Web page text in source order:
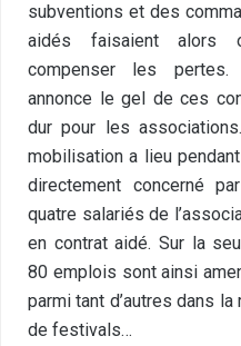
subventions et des
aidés faisaient alors
compenser les pertes.
annonce le gel de ces
dur pour les
mobilisation a lieu
directement concerné
quatre salariés de
en contrat aidé. Sur la
80 emplois sont ainsi
parmi tant d’autres dans
de festivals…